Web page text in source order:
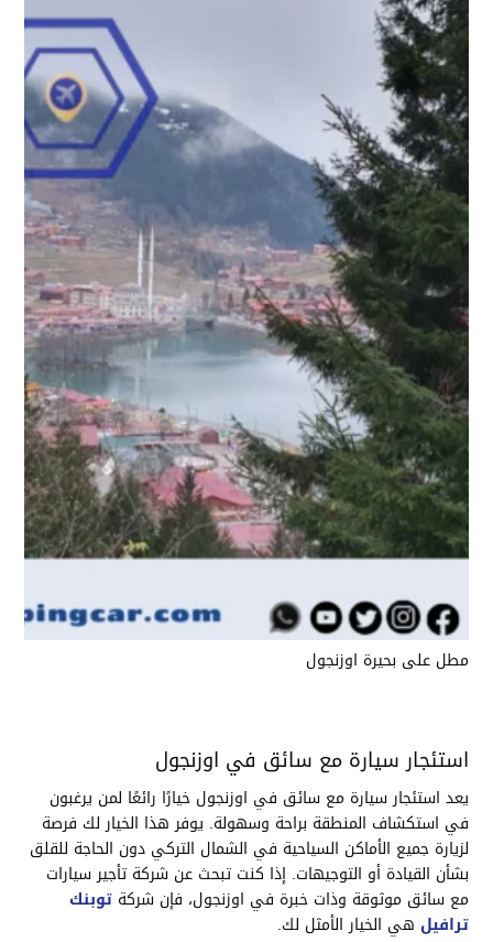
مطل على بحيرة اوزنجول
استئجار سيارة مع سائق في اوزنجول
يعد استئجار سيارة مع سائق في اوزنجول خيارًا رائعًا لمن يرغبون
في استكشاف المنطقة براحة وسهولة. يوفر هذا الخيار لك فرصة
لزيارة جميع الأماكن السياحية في الشمال التركي دون الحاجة للقلق
بشأن القيادة أو التوجيهات. إذا كنت تبحث عن شركة تأجير سيارات
مع سائق موثوقة وذات خبرة في اوزنجول، فإن شركة توبنك
ترافيل هي الخيار الأمثل لك.